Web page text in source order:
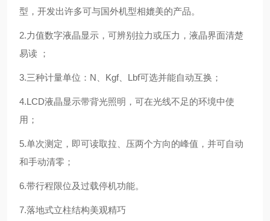
型，开发出许多可与国外机型相媲美的产品。
2.力值数字液晶显示，可辨别拉力或压力，液晶界面清楚
易读 ；
3.三种计量单位：N、Kgf、Lbf可选并能自动互换；
4.LCD液晶显示带背光照明，可在光线不足的环境中使
用；
5.单次测定，即可读取拉、压两个方向的峰值，并可自动
和手动清零；
6.带行程限位及过载停机功能。
7.落地式立柱结构美观精巧